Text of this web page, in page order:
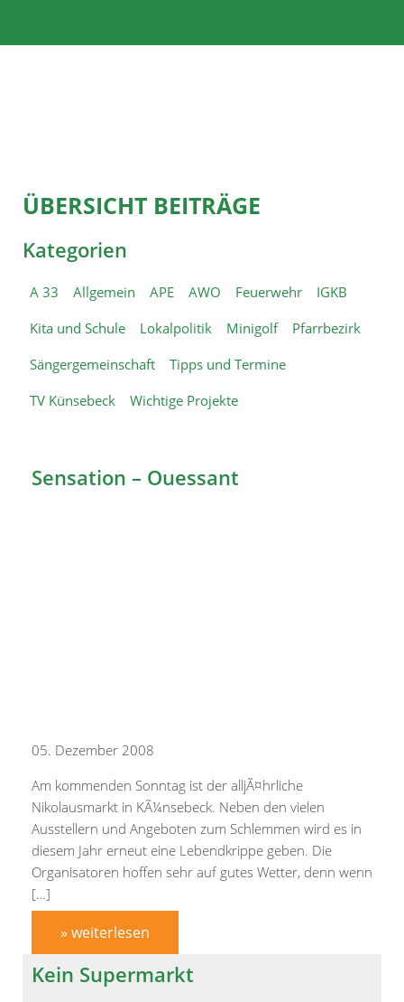
ÜBERSICHT BEITRÄGE
Kategorien
A 33 Allgemein APE AWO Feuerwehr
IGKB
Kita und Schule
Lokalpolitik Minigolf
Pfarrbezirk
Sängergemeinschaft
Tipps und Termine
TV Künsebeck
Wichtige Projekte
Sensation – Ouessant
05. Dezember 2008
Am kommenden Sonntag ist der alljÃ¤hrliche
Nikolausmarkt in KÃ¼nsebeck. Neben den vielen
Ausstellern und Angeboten zum Schlemmen wird es in
diesem Jahr erneut eine Lebendkrippe geben. Die
Organisatoren hoffen sehr auf gutes Wetter, denn wenn
[…]
» weiterlesen
Kein Supermarkt